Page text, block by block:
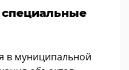
в муниципальной